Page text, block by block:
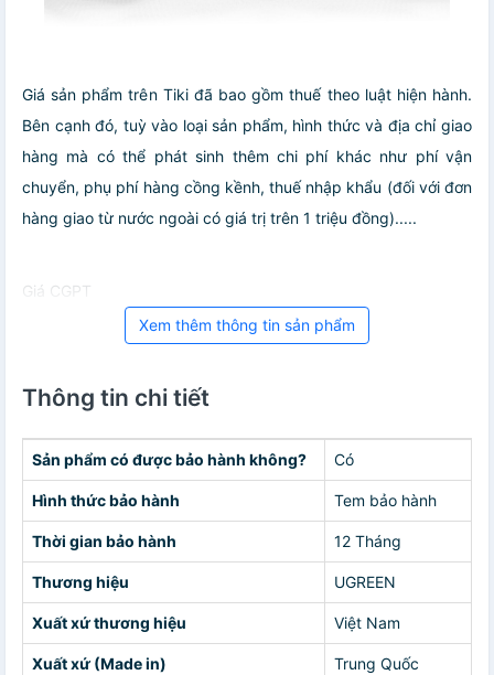
Giá sản phẩm trên Tiki đã bao gồm thuế theo luật hiện hành.
Bên cạnh đó, tuỳ vào loại sản phẩm, hình thức và địa chỉ giao
hàng mà có thể phát sinh thêm chi phí khác như phí vận
chuyển, phụ phí hàng cồng kềnh, thuế nhập khẩu (đối với đơn
hàng giao từ nước ngoài có giá trị trên 1 triệu đồng).....
Giá CGPT
Xem thêm thông tin sản phẩm
Thông tin chi tiết
Sản phẩm có được bảo hành không? Có
Hình thức bảo hành Tem bảo hành
Thời gian bảo hành 12 Tháng
Thương hiệu UGREEN
Xuất xứ thương hiệu Việt Nam
Xuất xứ (Made in) Trung Quốc